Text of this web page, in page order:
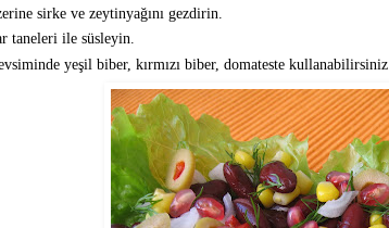
sirke ve zeytinyağını gezdirin.
taneleri ile süsleyin.
yeşil biber, kırmızı biber, domateste kullanabilirsiniz.